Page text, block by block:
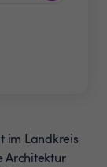
im Landkreis
Architektur